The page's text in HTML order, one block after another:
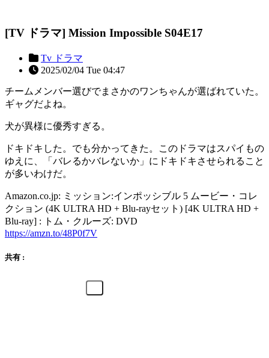
[TV ドラマ] Mission Impossible S04E17
Tv ドラマ
2025/02/04 Tue 04:47
チームメンバー選びでまさかのワンちゃんが選ばれていた。
ギャグだよね。
犬が異様に優秀すぎる。
ドキドキした。でも分かってきた。このドラマはスパイもの
ゆえに、「バレるかバレないか」にドキドキさせられること
が多いわけだ。
Amazon.co.jp: ミッション:インポッシブル 5 ムービー・コレ
クション (4K ULTRA HD + Blu-rayセット) [4K ULTRA HD +
Blu-ray] : トム・クルーズ: DVD
https://amzn.to/48P0f7V
共有 :